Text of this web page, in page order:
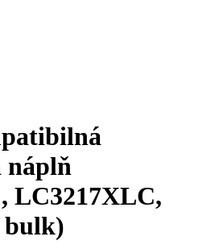
náplň
LC3217XLC,